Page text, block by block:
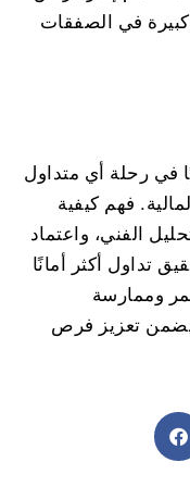
كبيرة في الصفقات
في رحلة أي متداول
فهم كيفية
الفني، واعتماد
تداول أكثر أمانًا
وممارسة
تعزيز فرص